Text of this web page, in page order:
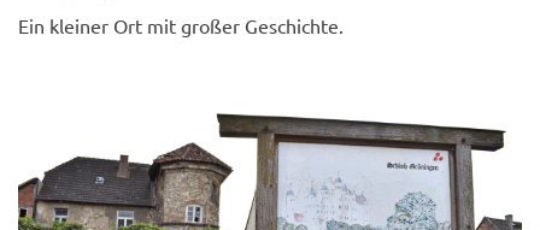
Ein kleiner Ort mit großer Geschichte.